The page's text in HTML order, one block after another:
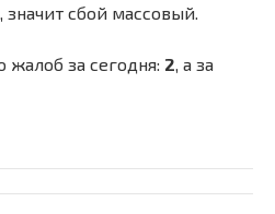
сбой массовый.
жалоб за сегодня: 2 , а за